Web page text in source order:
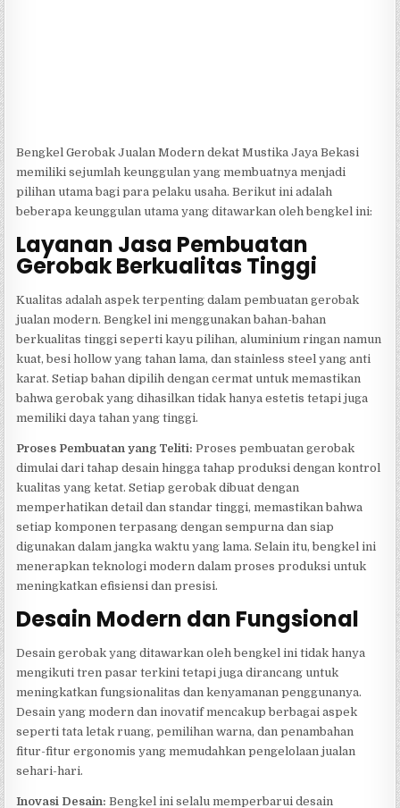
Bengkel Gerobak Jualan Modern dekat Mustika Jaya Bekasi
memiliki sejumlah keunggulan yang membuatnya menjadi
pilihan utama bagi para pelaku usaha. Berikut ini adalah
beberapa keunggulan utama yang ditawarkan oleh bengkel ini:
Layanan Jasa Pembuatan
Gerobak Berkualitas Tinggi
Kualitas adalah aspek terpenting dalam pembuatan gerobak
jualan modern. Bengkel ini menggunakan bahan-bahan
berkualitas tinggi seperti kayu pilihan, aluminium ringan namun
kuat, besi hollow yang tahan lama, dan stainless steel yang anti
karat. Setiap bahan dipilih dengan cermat untuk memastikan
bahwa gerobak yang dihasilkan tidak hanya estetis tetapi juga
memiliki daya tahan yang tinggi.
Proses Pembuatan yang Teliti: Proses pembuatan gerobak
dimulai dari tahap desain hingga tahap produksi dengan kontrol
kualitas yang ketat. Setiap gerobak dibuat dengan
memperhatikan detail dan standar tinggi, memastikan bahwa
setiap komponen terpasang dengan sempurna dan siap
digunakan dalam jangka waktu yang lama. Selain itu, bengkel ini
menerapkan teknologi modern dalam proses produksi untuk
meningkatkan efisiensi dan presisi.
Desain Modern dan Fungsional
Desain gerobak yang ditawarkan oleh bengkel ini tidak hanya
mengikuti tren pasar terkini tetapi juga dirancang untuk
meningkatkan fungsionalitas dan kenyamanan penggunanya.
Desain yang modern dan inovatif mencakup berbagai aspek
seperti tata letak ruang, pemilihan warna, dan penambahan
fitur-fitur ergonomis yang memudahkan pengelolaan jualan
sehari-hari.
Inovasi Desain: Bengkel ini selalu memperbarui desain